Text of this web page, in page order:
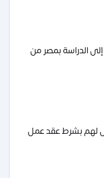
الدراسة بمصر من
لهم بشرط عقد عمل